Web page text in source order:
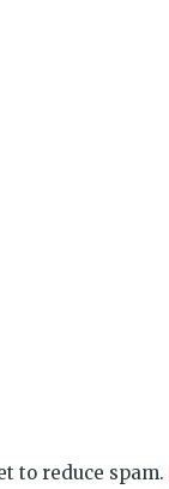
to reduce spam.